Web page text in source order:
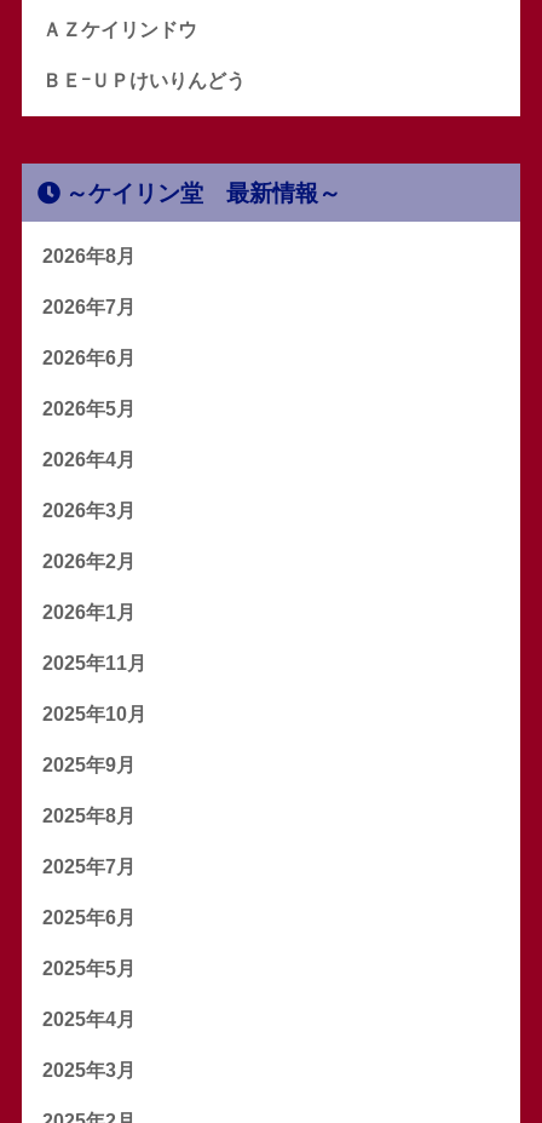
ＡＺケイリンドウ
ＢＥｰＵＰけいりんどう
～ケイリン堂 最新情報～
2026年8月
2026年7月
2026年6月
2026年5月
2026年4月
2026年3月
2026年2月
2026年1月
2025年11月
2025年10月
2025年9月
2025年8月
2025年7月
2025年6月
2025年5月
2025年4月
2025年3月